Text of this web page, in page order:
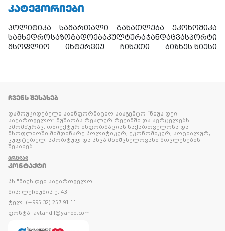
ᲙᲐᲢᲔᲒᲝᲠᲘᲔᲑᲘ
პოლიტიკა სამართალი განათლება
ეკონომიკა
სამხედროსაზოგადოებაკულტურაჯანდაცვასპორტი
მსოფლიო
ინტერვიუ ჩინეთი ბიზნეს ნიუსი
ᲩᲕᲔᲜᲡ ᲨᲔᲡᲐᲮᲔᲑ
დამოუკიდებელი საინფორმაციო სააგენტო “ნიუს დეი
საქართველო” მუშაობს რეალურ რეჟიმში და ავრცელებს
ამომწურავ, ობიექტურ ინფორმაციას საქართველოსა და
მსოფლიოში მიმდინარე პოლიტიკურ, ეკონომიკურ, სოციალურ,
კულტურულ, სპორტულ და სხვა მნიშვნელოვანი მოვლენების
შესახებ.
ᲕᲠᲪᲚᲐᲓ
ᲙᲝᲜᲢᲐᲥᲢᲘ
პს "ნიუს დეი საქართველო"
მის: ლეჩხუმის ქ. 43
ტელ: (+995 32) 257 91 11
ფოსტა: avtandil@yahoo.com